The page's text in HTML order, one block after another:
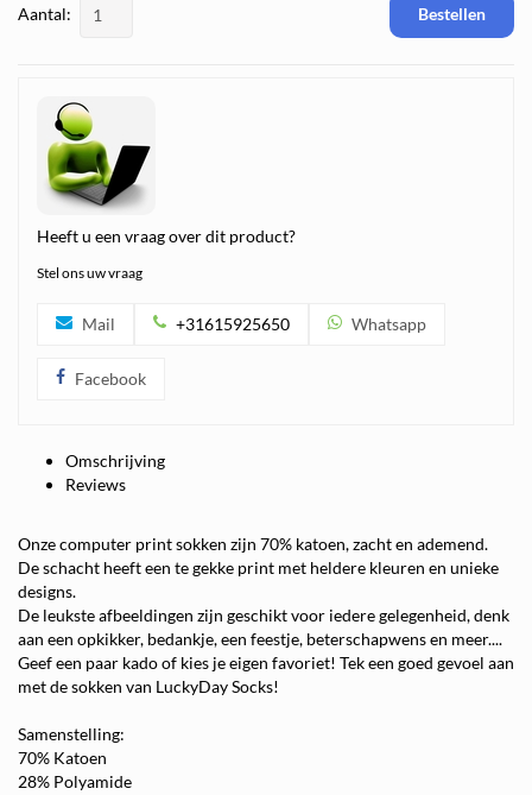
Aantal: Bestellen
Heeft u een vraag over dit product?
Stel ons uw vraag
Mail +31615925650 Whatsapp
Facebook
Omschrijving
Reviews
Onze computer print sokken zijn 70% katoen, zacht en ademend.
De schacht heeft een te gekke print met heldere kleuren en unieke
designs.
De leukste afbeeldingen zijn geschikt voor iedere gelegenheid, denk
aan een opkikker, bedankje, een feestje, beterschapwens en meer....
Geef een paar kado of kies je eigen favoriet! Tek een goed gevoel aan
met de sokken van LuckyDay Socks!
Samenstelling:
70% Katoen
28% Polyamide